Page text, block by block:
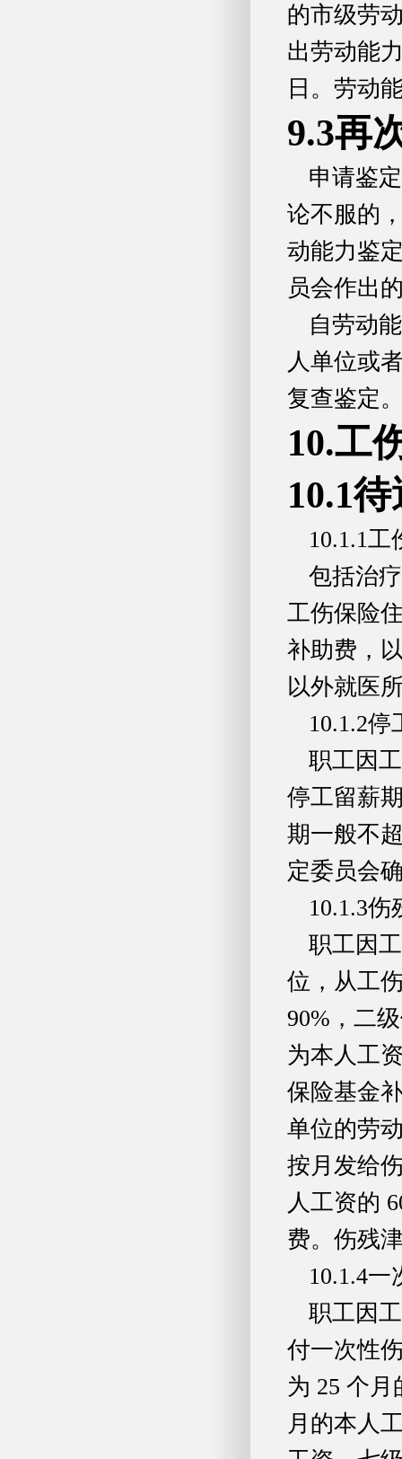
的市级劳
出劳动能
日。劳动
9.3再
申请鉴
论不服的
动能力鉴
员会作出
自劳动
人单位或
复查鉴定
10.工
10.1
10.1.1工
包括治
工伤保险
补助费，
以外就医
10.1.2
职工因
停工留薪
期一般不
定委员会
10.1.3伤
职工因
位，从工
90%，二
为本人工
保险基金
单位的劳
按月发给
人工资的
费。伤残
10.1.4
职工因
付一次性
为 25 个
月的本人